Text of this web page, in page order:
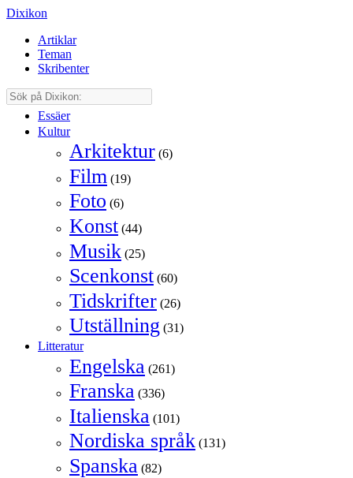
Dixikon
Artiklar
Teman
Skribenter
Essäer
Kultur
Arkitektur (6)
Film (19)
Foto (6)
Konst (44)
Musik (25)
Scenkonst (60)
Tidskrifter (26)
Utställning (31)
Litteratur
Engelska (261)
Franska (336)
Italienska (101)
Nordiska språk (131)
Spanska (82)